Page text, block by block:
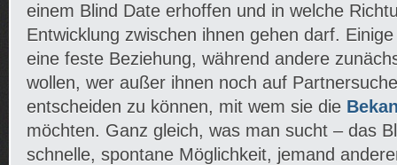
einem Blind Date erhoffen und in welche
Entwicklung zwischen ihnen gehen darf.
eine feste Beziehung, während andere
wollen, wer außer ihnen noch auf
entscheiden zu können, mit wem sie die
möchten. Ganz gleich, was man sucht – das
schnelle, spontane Möglichkeit, jemand